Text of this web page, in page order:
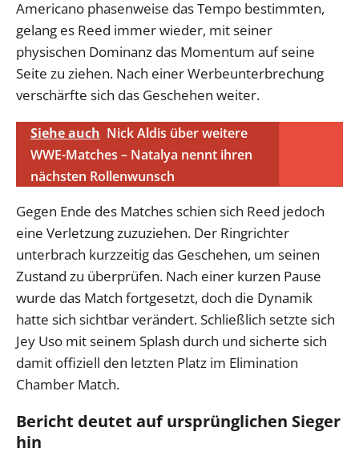
Americano phasenweise das Tempo bestimmten,
gelang es Reed immer wieder, mit seiner
physischen Dominanz das Momentum auf seine
Seite zu ziehen. Nach einer Werbeunterbrechung
verschärfte sich das Geschehen weiter.
Siehe auch Nick Aldis über weitere
WWE-Matches – Natalya nennt ihren
nächsten Rollenwunsch
Gegen Ende des Matches schien sich Reed jedoch
eine Verletzung zuzuziehen. Der Ringrichter
unterbrach kurzzeitig das Geschehen, um seinen
Zustand zu überprüfen. Nach einer kurzen Pause
wurde das Match fortgesetzt, doch die Dynamik
hatte sich sichtbar verändert. Schließlich setzte sich
Jey Uso mit seinem Splash durch und sicherte sich
damit offiziell den letzten Platz im Elimination
Chamber Match.
Bericht deutet auf ursprünglichen Sieger
hin